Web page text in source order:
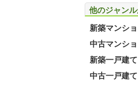
他のジャン
新築マンシ
中古マンシ
新築一戸建て
中古一戸建て